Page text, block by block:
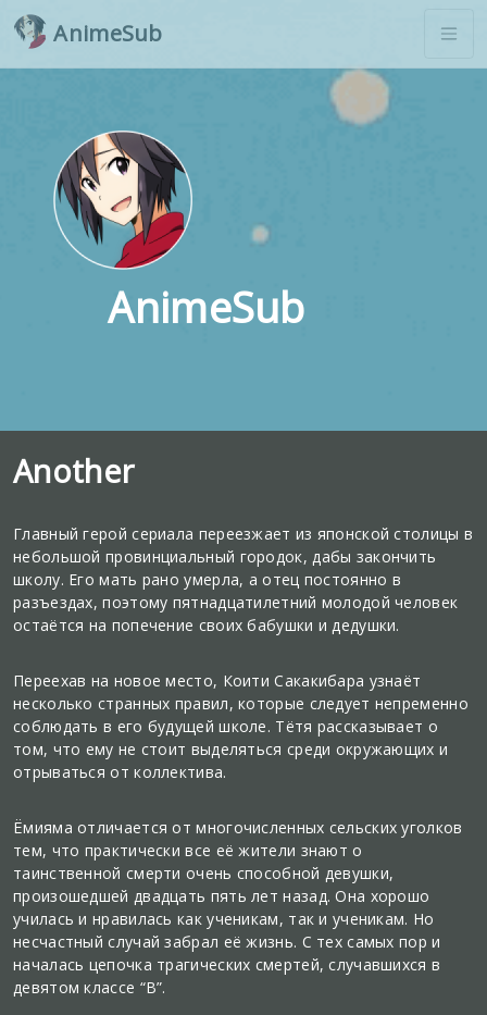
AnimeSub
AnimeSub
Another
Главный герой сериала переезжает из японской столицы в
небольшой провинциальный городок, дабы закончить
школу. Его мать рано умерла, а отец постоянно в
разъездах, поэтому пятнадцатилетний молодой человек
остаётся на попечение своих бабушки и дедушки.
Переехав на новое место, Коити Сакакибара узнаёт
несколько странных правил, которые следует непременно
соблюдать в его будущей школе. Тётя рассказывает о
том, что ему не стоит выделяться среди окружающих и
отрываться от коллектива.
Ёмияма отличается от многочисленных сельских уголков
тем, что практически все её жители знают о
таинственной смерти очень способной девушки,
произошедшей двадцать пять лет назад. Она хорошо
училась и нравилась как ученикам, так и ученикам. Но
несчастный случай забрал её жизнь. С тех самых пор и
началась цепочка трагических смертей, случавшихся в
девятом классе “B”.